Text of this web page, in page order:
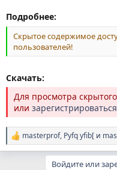
Подробнее:
Скрытое содержимое
пользователей!
Скачать:
Для просмотра
или зарегистрироваться
Р
е
masterprof, Pyfq yfib[ и mas
Войдите или